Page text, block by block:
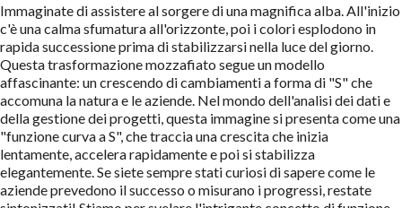
Immaginate di assistere al sorgere di una magnifica alba. All'inizio
c'è una calma sfumatura all'orizzonte, poi i colori esplodono in
rapida successione prima di stabilizzarsi nella luce del giorno.
Questa trasformazione mozzafiato segue un modello
affascinante: un crescendo di cambiamenti a forma di "S" che
accomuna la natura e le aziende. Nel mondo dell'analisi dei dati e
della gestione dei progetti, questa immagine si presenta come una
"funzione curva a S", che traccia una crescita che inizia
lentamente, accelera rapidamente e poi si stabilizza
elegantemente. Se siete sempre stati curiosi di sapere come le
aziende prevedono il successo o misurano i progressi, restate